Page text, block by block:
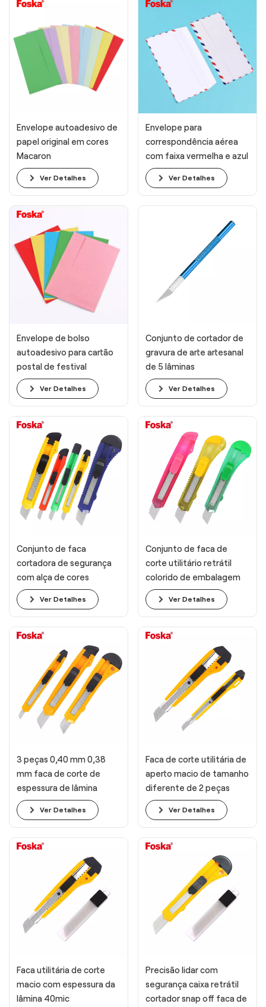
Envelope autoadesivo de
papel original em cores
Macaron
Ver Detalhes
Envelope para
correspondência aérea
com faixa vermelha e azul
Ver Detalhes
Envelope de bolso
autoadesivo para cartão
postal de festival
Ver Detalhes
Conjunto de cortador de
gravura de arte artesanal
de 5 lâminas
Ver Detalhes
Conjunto de faca
cortadora de segurança
com alça de cores
diferentes e tamanhos
diferentes
Ver Detalhes
Conjunto de faca de
corte utilitário retrátil
colorido de embalagem
única de 3 peças
Ver Detalhes
3 peças 0,40 mm 0,38
mm faca de corte de
espessura de lâmina
Ver Detalhes
Faca de corte utilitária de
aperto macio de tamanho
diferente de 2 peças
Ver Detalhes
Faca utilitária de corte
macio com espessura da
lâmina 40mic
Precisão lidar com
segurança caixa retrátil
cortador snap off faca de